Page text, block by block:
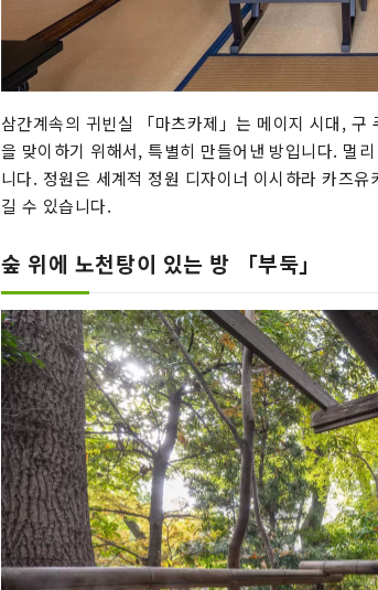
삼간계속의 귀빈실 「마츠카제」는 메이지 시대,
을 맞이하기 위해서, 특별히 만들어낸 방입니다. 멀
니다. 정원은 세계적 정원 디자이너 이시하라 카즈
길 수 있습니다.
숲 위에 노천탕이 있는 방 「부둑」